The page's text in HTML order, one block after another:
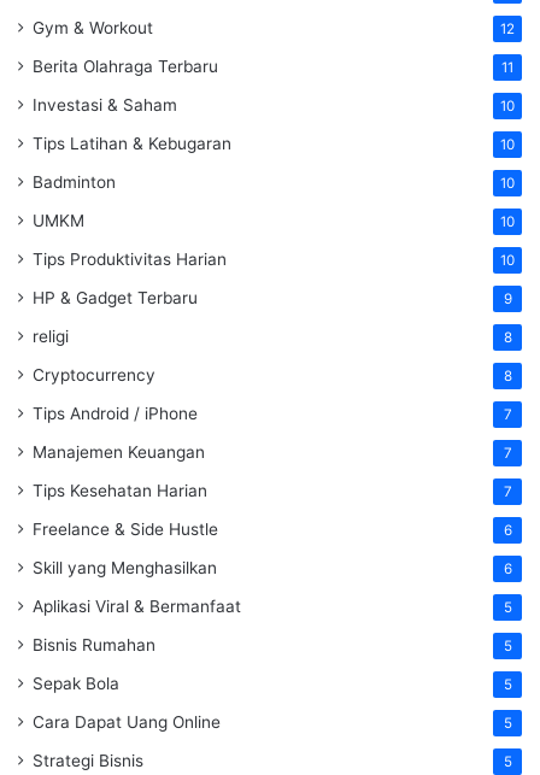
Gym & Workout 12
Berita Olahraga Terbaru 11
Investasi & Saham 10
Tips Latihan & Kebugaran 10
Badminton 10
UMKM 10
Tips Produktivitas Harian 10
HP & Gadget Terbaru 9
religi 8
Cryptocurrency 8
Tips Android / iPhone 7
Manajemen Keuangan 7
Tips Kesehatan Harian 7
Freelance & Side Hustle 6
Skill yang Menghasilkan 6
Aplikasi Viral & Bermanfaat 5
Bisnis Rumahan 5
Sepak Bola 5
Cara Dapat Uang Online 5
Strategi Bisnis 5